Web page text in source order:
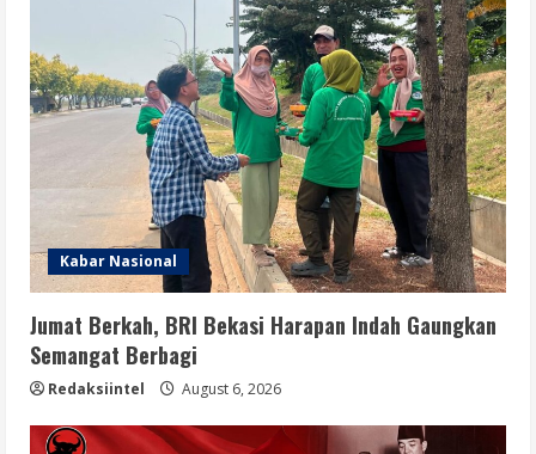
Kabar Nasional
Jumat Berkah, BRI Bekasi Harapan Indah Gaungkan
Semangat Berbagi
Redaksiintel August 6, 2026